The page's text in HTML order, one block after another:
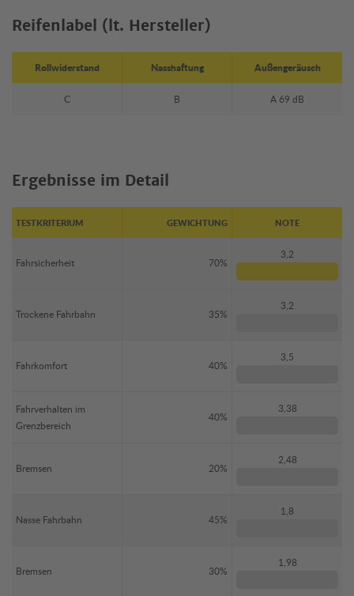
Reifenlabel (lt. Hersteller)
Rollwiderstand Nasshaftung Außengeräusch
C B A 69 dB
Ergebnisse im Detail
TESTKRITERIUM GEWICHTUNG NOTE
Fahrsicherheit 70%
3,2
Trockene Fahrbahn 35%
3,2
Fahrkomfort 40%
3,5
Fahrverhalten im
Grenzbereich
40%
3,38
Bremsen 20%
2,48
Nasse Fahrbahn 45%
1,8
Bremsen 30%
1,98